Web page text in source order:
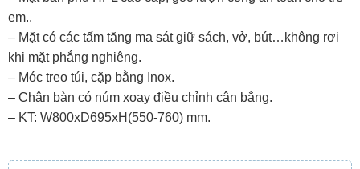
em..
– Mặt có các tấm tăng ma sát giữ sách, vở, bút…không rơi
khi mặt phẳng nghiêng.
– Móc treo túi, cặp bằng Inox.
– Chân bàn có núm xoay điều chỉnh cân bằng.
– KT: W800xD695xH(550-760) mm.